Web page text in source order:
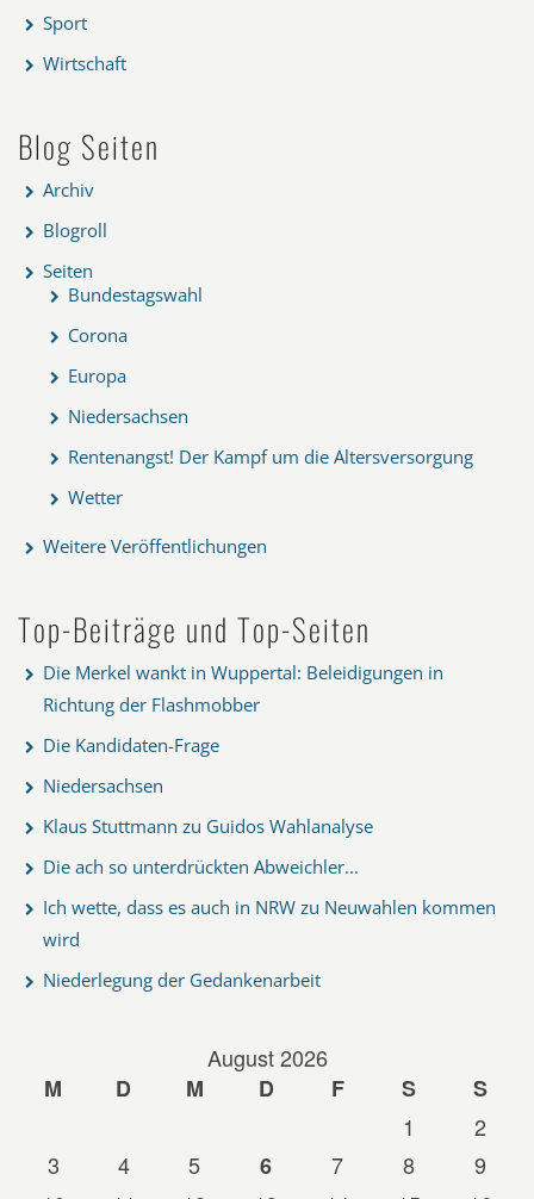
Sport
Wirtschaft
Blog Seiten
Archiv
Blogroll
Seiten
Bundestagswahl
Corona
Europa
Niedersachsen
Rentenangst! Der Kampf um die Altersversorgung
Wetter
Weitere Veröffentlichungen
Top-Beiträge und Top-Seiten
Die Merkel wankt in Wuppertal: Beleidigungen in
Richtung der Flashmobber
Die Kandidaten-Frage
Niedersachsen
Klaus Stuttmann zu Guidos Wahlanalyse
Die ach so unterdrückten Abweichler...
Ich wette, dass es auch in NRW zu Neuwahlen kommen
wird
Niederlegung der Gedankenarbeit
August 2026
M
D M D F S
S
1
2
3
4 5 6 7 8
9